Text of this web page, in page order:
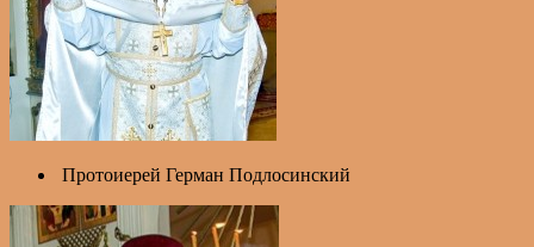
Протоиерей Герман Подлосинский